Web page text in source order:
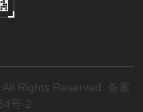
Rights Reserved
备案
号-2